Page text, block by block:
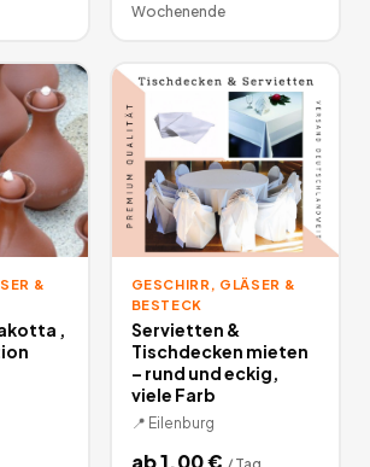
Wochenende
&
,
GESCHIRR, GLÄSER &
BESTECK
Servietten &
Tischdecken mieten
– rund und eckig,
viele Farb
📍 Eilenburg
ab1.00€ / Tag